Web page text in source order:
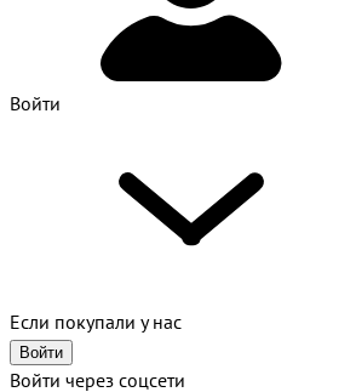
Войти
Если покупали у нас
Войти
Войти через соцсети